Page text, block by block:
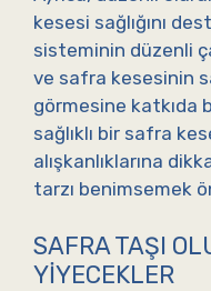
kesesi sağlığını
sisteminin düzenli
ve safra kesesinin
görmesine katkıda
sağlıklı bir safra
alışkanlıklarına
tarzı benimsemek
SAFRA TAŞI
YIYECEKLER